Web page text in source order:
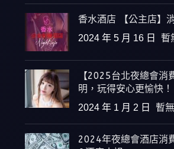
香水酒店 【公主店】
2024 年 5 月 16 日 暫
【2025台北夜總會消
明，玩得安心更愉快！
2024 年 1 月 2 日 暫
2024年夜總會酒店消